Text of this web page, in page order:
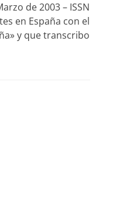
de 2003 – ISSN
en España con el
y que transcribo